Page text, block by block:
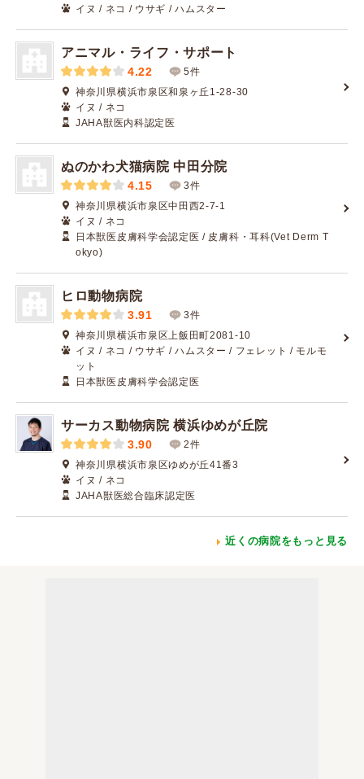
イヌ / ネコ / ウサギ / ハムスター
アニマル・ライフ・サポート
4.22
5件
神奈川県横浜市泉区和泉ヶ丘1-28-30
イヌ / ネコ
JAHA獣医内科認定医
ぬのかわ犬猫病院 中田分院
4.15
3件
神奈川県横浜市泉区中田西2-7-1
イヌ / ネコ
日本獣医皮膚科学会認定医 / 皮膚科・耳科(Vet Derm T
okyo)
ヒロ動物病院
3.91
3件
神奈川県横浜市泉区上飯田町2081-10
イヌ / ネコ / ウサギ / ハムスター / フェレット / モルモ
ット
日本獣医皮膚科学会認定医
サーカス動物病院 横浜ゆめが丘院
3.90
2件
神奈川県横浜市泉区ゆめが丘41番3
イヌ / ネコ
JAHA獣医総合臨床認定医
近くの病院をもっと見る